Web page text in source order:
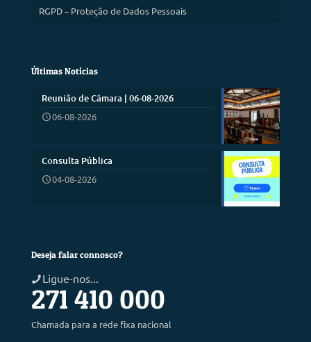
RGPD – Proteção de Dados Pessoais
Últimas Notícias
Reunião de Câmara | 06-08-2026
06-08-2026
Consulta Pública
04-08-2026
Deseja falar connosco?
Ligue-nos...
271 410 000
Chamada para a rede fixa nacional